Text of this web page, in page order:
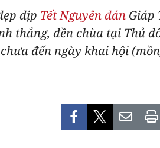
dịp Tết Nguyên đán Giáp
thắng, đền chùa tại Thủ
đến ngày khai hội